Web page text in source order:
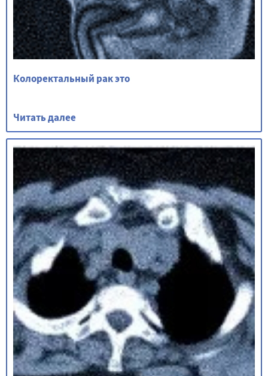
Колоректальный рак это
Читать далее